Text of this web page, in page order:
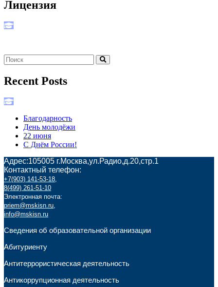
Лицензия
Recent Posts
Благодарность
День молодёжи
22 июня
С Днём России!
Адрес:105005 г.Москва,ул.Радио,д.20,стр.1
Контактный телефон:
+7(903) 141-53-18,
8(499) 261-51-10
Электронная почта:
priem@mskisn.ru,
info@mskisn.ru
Сведения об образовательной организации
Абитуриенту
Антитеррористическая деятельность
Антикоррупционная деятельность